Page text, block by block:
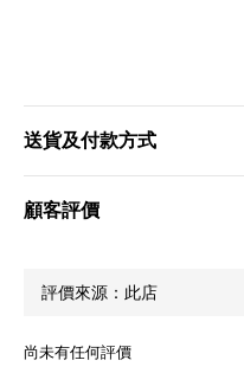
送貨及付款方式
顧客評價
尚未有任何評價